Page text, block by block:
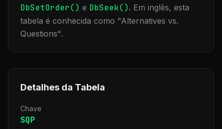
DbSetOrder() e DbSeek(). Em inglês, esta
tabela é conhecida como "Alternatives vs.
Questions".
Detalhes da Tabela
Chave
SQP